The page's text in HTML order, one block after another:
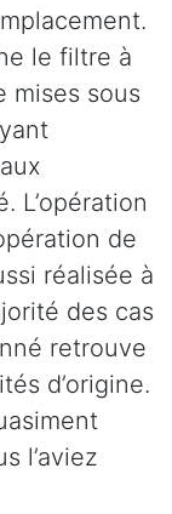
le filtre à
mises sous
L’opération
de
réalisée à
des cas
retrouve
d’origine.
l’aviez